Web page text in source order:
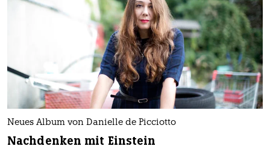
Neues Album von Danielle de Picciotto
Nachdenken mit Einstein